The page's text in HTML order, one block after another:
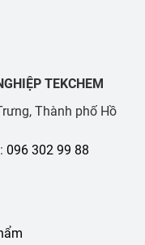
TEKCHEM
Thành phố Hồ
096 302 99 88